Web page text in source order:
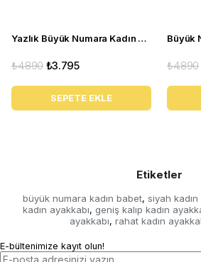
Yazlık Büyük Numara Kadın Babet C1347 siyah
₺3.795
₺4.890
SEPETE EKLE
₺4.890
Etiketler
büyük numara kadın babet, siyah
kadın ayakkabı, geniş kalıp kadın
ayakkabı, rahat kadın
E-bültenimize kayıt olun!